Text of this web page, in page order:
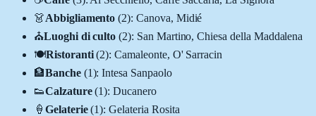
👗Abbigliamento (2):Canova, Midié
⛪Luoghi di culto (2): San Martino, Chiesa della Maddalena
🍽️Ristoranti (2):Camaleonte, O' Sarracin
🏦Banche (1):Intesa Sanpaolo
👟Calzature (1):Ducanero
🍦 Gelaterie (1):Gelateria Rosita